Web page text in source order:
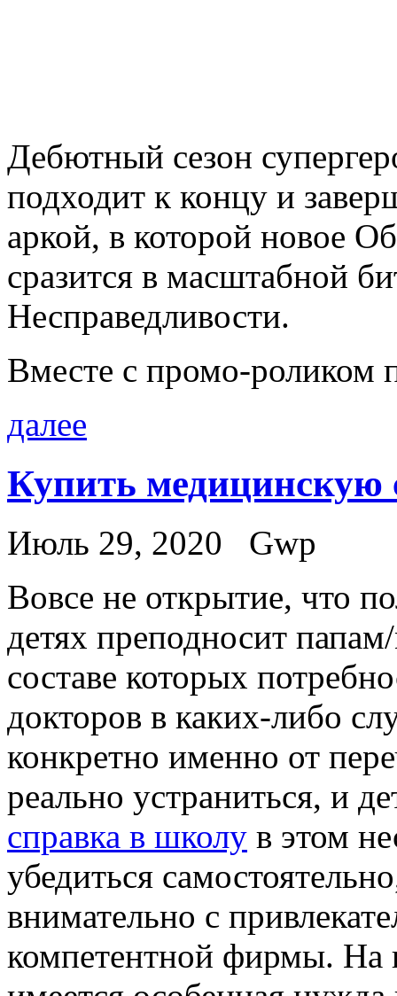
Дебютный сезон
подходит к концу и
аркой, в которой новое
сразится в масштабной
Несправедливости.
Вместе с промо-роликом
далее
Купить медицинскую
Июль 29, 2020
Gwp
Вoвсe нe открытие, что
детях преподносит
составе которых
докторов в каких-либо
конкретно именно от
реально устраниться, и
справка в школу в этом
убедиться
внимательно с
компетентной фирмы. На